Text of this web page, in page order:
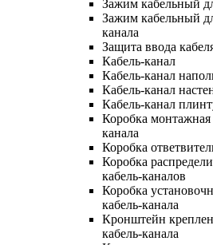
Зажим кабельный
Зажим кабельный
канала
Защита ввода
Кабель-канал
Кабель-канал
Кабель-канал
Кабель-канал
Коробка монтажная
канала
Коробка
Коробка
кабель-каналов
Коробка
кабель-канала
Кронштейн
кабель-канала